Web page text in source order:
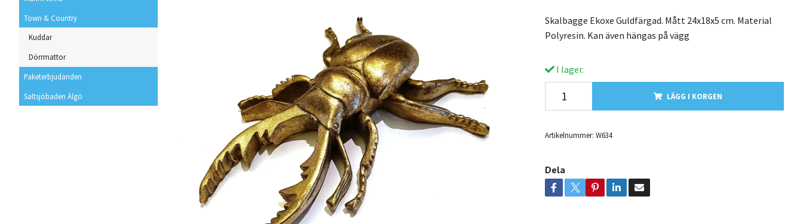
Town & Country
Kuddar
Dörrmattor
Paketerbjudanden
Saltsjöbaden Älgö
Skalbagge Ekoxe Guldfärgad. Mått 24x18x5 cm. Material
Polyresin. Kan även hängas på vägg
I lager.
LÄGG I KORGEN
Artikelnummer: W634
Dela